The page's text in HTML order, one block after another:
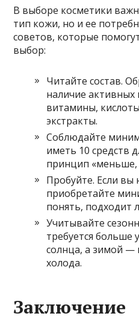
В выборе косметики
тип кожи, но и ее
советов, которые
выбор:
Читайте состав.
наличие активных
витамины,
экстракты.
Соблюдайте
иметь 10 средств
принцип «меньше,
Пробуйте. Если вы
приобретайте
понять, подходит
Учитывайте
требуется
солнца, а зимой —
холода.
Заключение